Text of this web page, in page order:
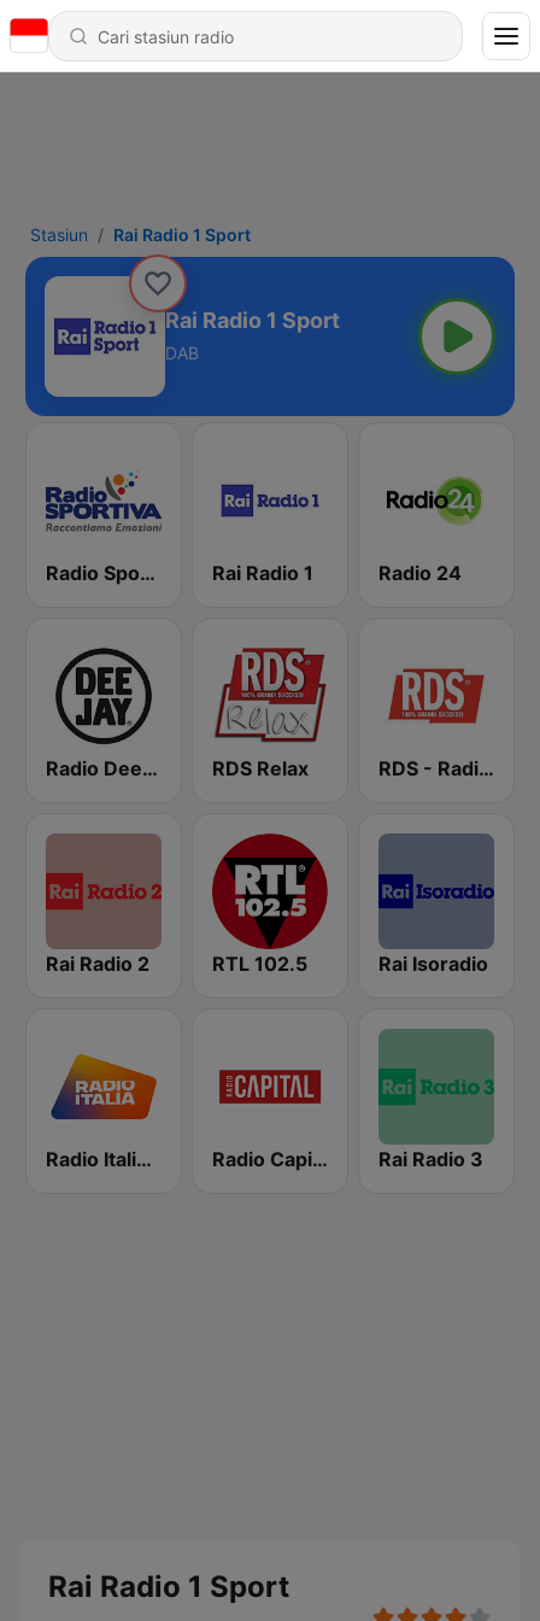
Stasiun Rai Radio 1 Sport
Rai Radio 1 Sport
DAB
Radio Sportiva Rai Radio 1 Radio 24
Radio Deejay RDS Relax RDS - Radio Dimensione Suono
Rai Radio 2 RTL 102.5 Rai Isoradio
Radio Italia solomusicaitaliana Radio Capital Rai Radio 3
Rai Radio 1 Sport